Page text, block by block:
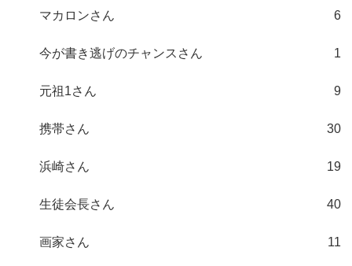
マカロンさん 6
今が書き逃げのチャンスさん 1
元祖1さん 9
携帯さん 30
浜崎さん 19
生徒会長さん 40
画家さん 11